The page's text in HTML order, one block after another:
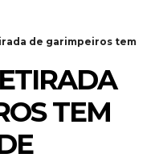
de garimpeiros tem
TEM